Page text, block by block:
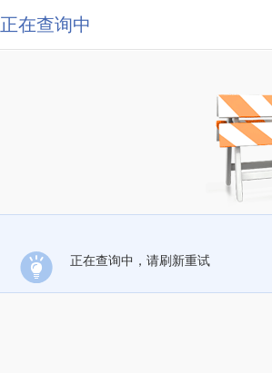
正在查询中
正在查询中，请刷新重试